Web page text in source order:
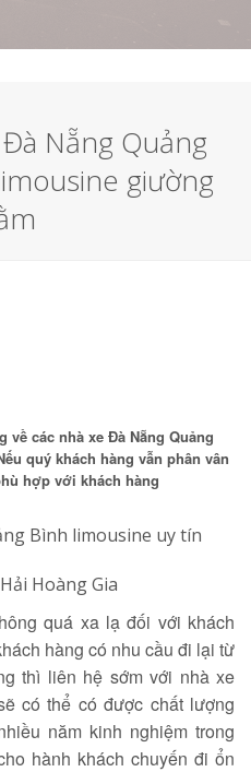
Nẵng Quảng
giường
về các nhà xe Đà Nẵng Quảng
quý khách hàng vẫn phân vân
hợp với khách hàng
Bình limousine uy tín
Hoàng Gia
quá xa lạ đối với khách
hàng có nhu cầu đi lại từ
thì liên hệ sớm với nhà xe
có thể có được chất lượng
năm kinh nghiệm trong
hành khách chuyến đi ổn